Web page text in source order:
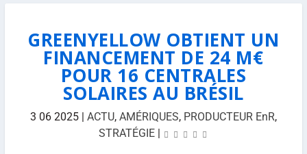
GREENYELLOW OBTIENT UN
FINANCEMENT DE 24 M€
POUR 16 CENTRALES
SOLAIRES AU BRÉSIL
3 06 2025| ACTU, AMÉRIQUES, PRODUCTEUR EnR,
STRATÉGIE|